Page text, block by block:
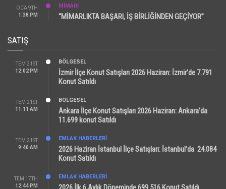
OCA 9TH
1:38 PM
MİMARİ
“MİMARLIKTA BAŞARI, İŞ BİRLİĞİNDEN GEÇİYOR”
SATIŞ
TEM 21ST
12:02 PM
BÖLGESEL
İzmir İlçe Konut Satışları 2026 Haziran: İzmir’de 7.791
Konut Satıldı
TEM 21ST
11:11 AM
BÖLGESEL
Ankara İlçe Konut Satışları 2026 Haziran: Ankara’da
11.699 konut Satıldı
TEM 21ST
9:40 AM
EMLAK HABERLERI
2026 Haziran İstanbul İlçe Satışları: İstanbul’da 24.084
Konut Satıldı
TEM 17TH
12:44 PM
EMLAK HABERLERI